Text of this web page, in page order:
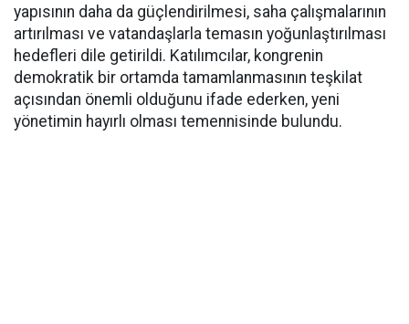
yapısının daha da güçlendirilmesi, saha çalışmalarının
artırılması ve vatandaşlarla temasın yoğunlaştırılması
hedefleri dile getirildi. Katılımcılar, kongrenin
demokratik bir ortamda tamamlanmasının teşkilat
açısından önemli olduğunu ifade ederken, yeni
yönetimin hayırlı olması temennisinde bulundu.